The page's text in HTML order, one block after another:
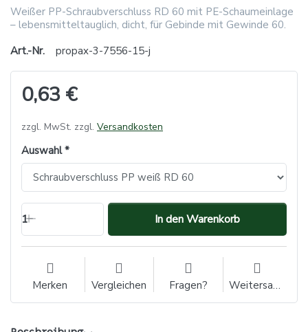
Weißer PP-Schraubverschluss RD 60 mit PE-Schaumeinlage
– lebensmitteltauglich, dicht, für Gebinde mit Gewinde 60.
Art.-Nr.
propax-3-7556-15-j
0,63 €
zzgl. MwSt. zzgl. Versandkosten
Auswahl
1 In den Warenkorb
Merken Vergleichen Fragen? Weitersagen